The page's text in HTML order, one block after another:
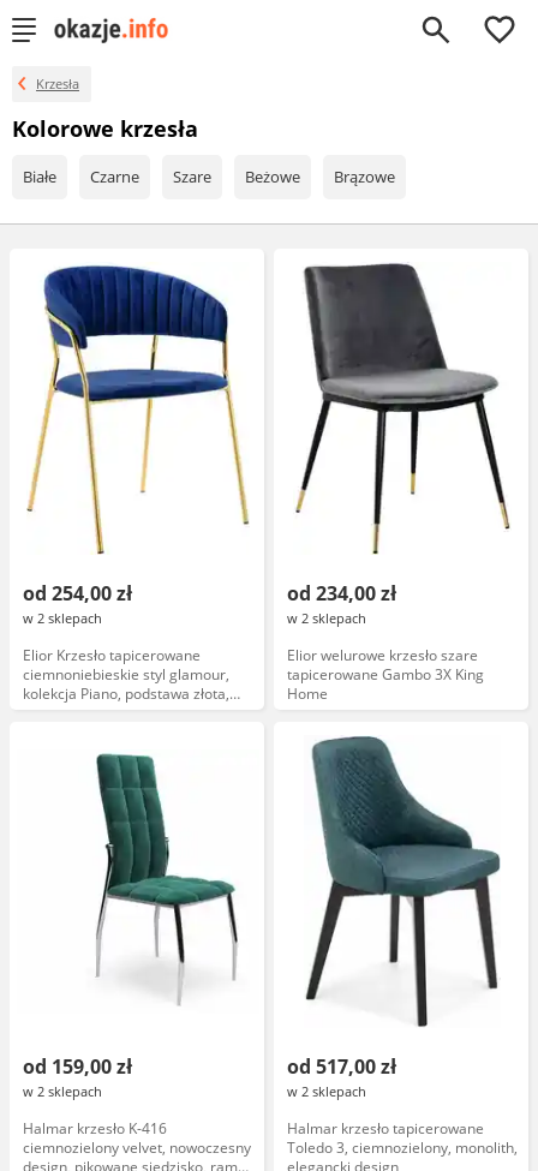
0
Krzesła
Kolorowe krzesła
Białe Czarne Szare Beżowe Brązowe
od 254,00 zł
w 2 sklepach
Elior Krzesło tapicerowane
ciemnoniebieskie styl glamour,
kolekcja Piano, podstawa złota,
model 2X
od 234,00 zł
w 2 sklepach
Elior welurowe krzesło szare
tapicerowane Gambo 3X King
Home
od 159,00 zł
w 2 sklepach
Halmar krzesło K-416
ciemnozielony velvet, nowoczesny
design, pikowane siedzisko, rama
od 517,00 zł
w 2 sklepach
Halmar krzesło tapicerowane
Toledo 3, ciemnozielony, monolith,
elegancki design